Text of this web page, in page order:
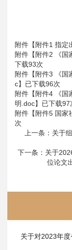
附件【 附件1 指定
附件【 附件2 《国
下载93次
附件【 附件3 《国
c】已下载96次
附件【 附件4 《国
明.doc】已下载97
附件【 附件5 国家
次
上一条： 关于
下一条： 关于
位论文
关于对2023年度